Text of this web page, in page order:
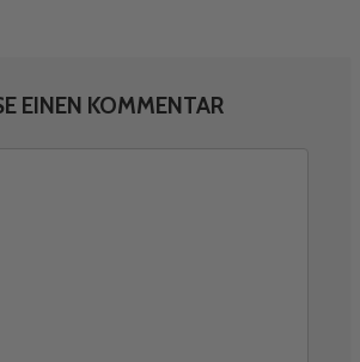
EINEN KOMMENTAR